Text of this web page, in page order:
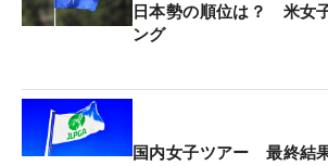
日本勢の順位は？ 米女
ング
国内女子ツアー 最終結